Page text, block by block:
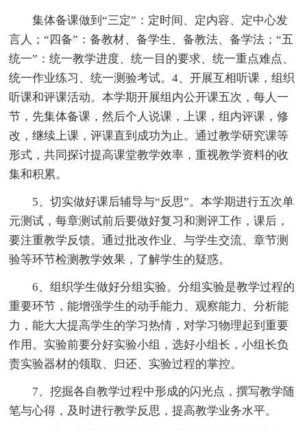
集体备课做到“三定”：定时间、定内容、定中心发
言人；“四备”：备教材、备学生、备教法、备学法；“五
统一”：统一教学进度、统一目的要求、统一重点难点、
统一作业练习、统一测验考试。4、开展互相听课，组织
听课和评课活动。本学期开展组内公开课五次，每人一
节，先集体备课，然后个人说课，上课，组内评课，修
改，继续上课，评课直到成功为止。通过教学研究课等
形式，共同探讨提高课堂教学效率，重视教学资料的收
集和积累。
5、切实做好课后辅导与“反思”。本学期进行五次单
元测试，每章测试前后要做好复习和测评工作，课后，
要注重教学反馈。通过批改作业、与学生交流、章节测
验等环节检测教学效果，了解学生的疑惑。
6、组织学生做好分组实验。分组实验是教学过程的
重要环节，能增强学生的动手能力、观察能力、分析能
力，能大大提高学生的学习热情，对学习物理起到重要
作用。实验前要分好实验小组，选好小组长，小组长负
责实验器材的领取、归还、实验过程的掌控。
7、挖掘各自教学过程中形成的闪光点，撰写教学随
笔与心得，及时进行教学反思，提高教学业务水平。